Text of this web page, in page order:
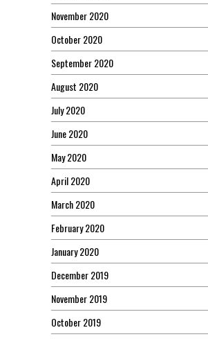
November 2020
October 2020
September 2020
August 2020
July 2020
June 2020
May 2020
April 2020
March 2020
February 2020
January 2020
December 2019
November 2019
October 2019